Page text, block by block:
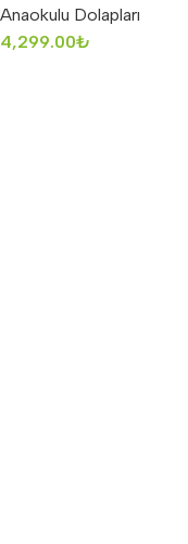
Anaokulu Dolapları
4,299.00₺